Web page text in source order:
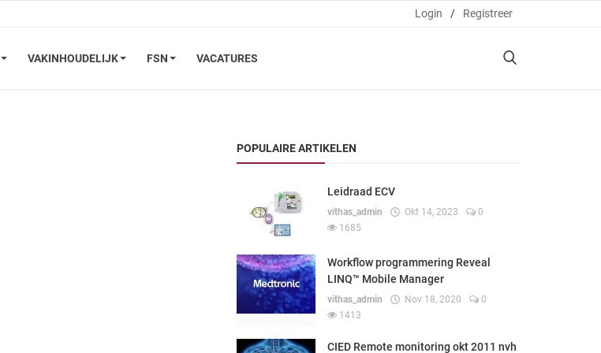
Login / Registreer
VAKINHOUDELIJK FSN VACATURES
POPULAIRE ARTIKELEN
Leidraad ECV
vithas_admin Okt 14, 2023
0
1685
Workflow programmering Reveal
LINQ™ Mobile Manager
vithas_admin Nov 18, 2020
0
1413
CIED Remote monitoring okt 2011 nvh